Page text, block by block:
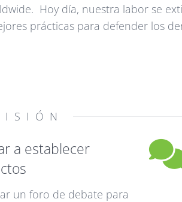
Hoy día, nuestra labor se
prácticas para defender los
a establecer
un foro de debate para